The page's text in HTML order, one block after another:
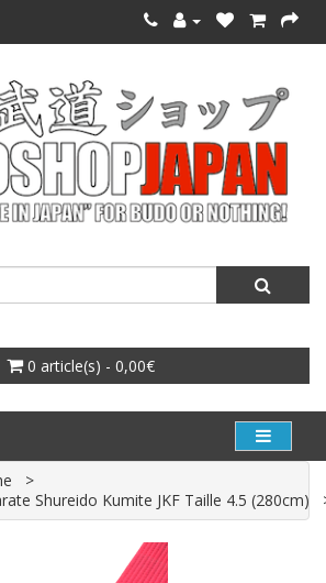
0 article(s) - 0,00€
Shureido Kumite JKF Taille 4.5 (280cm)